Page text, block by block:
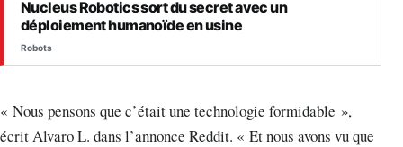
Nucleus Robotics sort du secret avec un
déploiement humanoïde en usine
Robots
« Nous pensons que c’était une technologie formidable »,
écrit Alvaro L. dans l’annonce Reddit. « Et nous avons vu que